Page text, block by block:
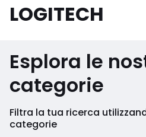
LOGITECH
Esplora le
categorie
Filtra la tua ricerca
categorie